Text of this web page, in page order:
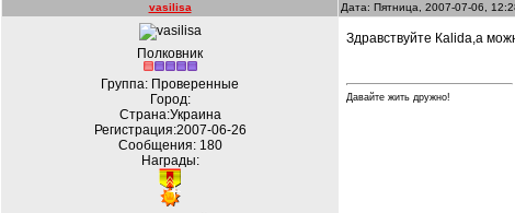
vasilisa Дата: Пятница, 2007-07-06,
Полковник
Группа: Проверенные
Город:
Страна:Украина
Регистрация:2007-06-26
Сообщения: 180
Награды:
Здравствуйте Кalida,а
Давайте жить дружно!